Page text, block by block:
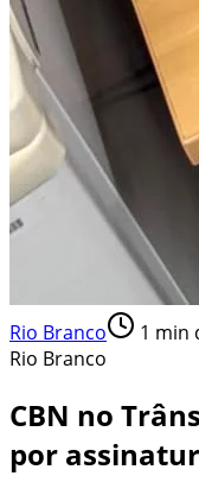
Rio Branco 1 min
Rio Branco
CBN no
por